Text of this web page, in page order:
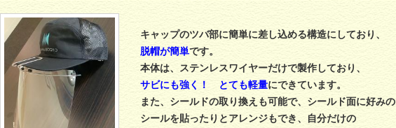
キャップのツバ部に簡単に差し込める構造にしており、
脱帽が簡単です。
本体は、ステンレスワイヤーだけで製作しており、
サビにも強く！
とても軽量にできています。
また、シールドの取り換えも可能で、シールド面に好みの
シールを貼ったりとアレンジもでき、自分だけの